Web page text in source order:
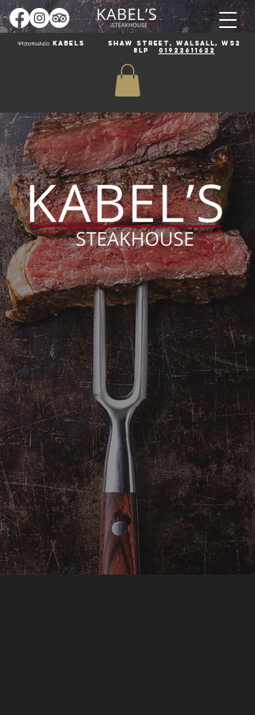
Ψητοπωλείο Kabels
Shaw Street, Walsall, WS2
8LP 01922611622